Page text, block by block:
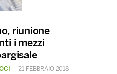
riunione
i mezzi
— 21 FEBBRAIO 2018